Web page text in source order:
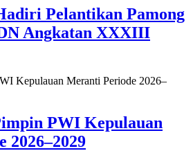
Pelantikan Pamong
Angkatan XXXIII
PWI Kepulauan
2026–2029